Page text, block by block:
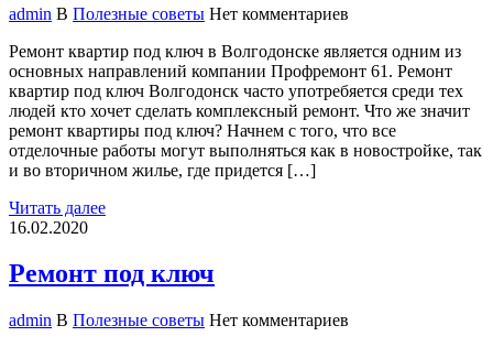
admin В Полезные советы Нет комментариев
Ремонт квартир под ключ в Волгодонске является одним из
основных направлений компании Профремонт 61. Ремонт
квартир под ключ Волгодонск часто употребяется среди тех
людей кто хочет сделать комплексный ремонт. Что же значит
ремонт квартиры под ключ? Начнем с того, что все
отделочные работы могут выполняться как в новостройке, так
и во вторичном жилье, где придется […]
Читать далее
16.02.2020
Ремонт под ключ
admin В Полезные советы Нет комментариев